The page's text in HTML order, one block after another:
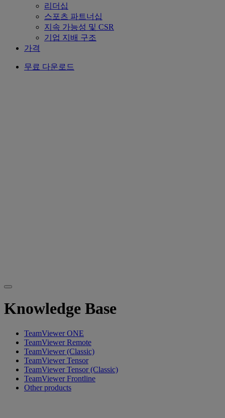
리더십
스포츠 파트너십
지속 가능성 및 CSR
기업 지배 구조
가격
무료 다운로드
Knowledge Base
TeamViewer ONE
TeamViewer Remote
TeamViewer (Classic)
TeamViewer Tensor
TeamViewer Tensor (Classic)
TeamViewer Frontline
Other products